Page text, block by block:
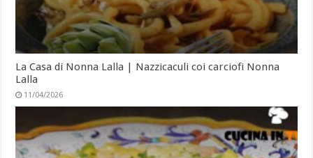
La Casa di Nonna Lalla | Nazzicaculi coi carciofi Nonna
Lalla
11/04/2026